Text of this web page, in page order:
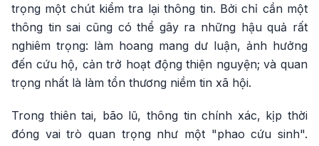
trọng một chút kiểm tra lại thông tin. Bởi chỉ cần một
thông tin sai cũng có thể gây ra những hậu quả rất
nghiêm trọng: làm hoang mang dư luận, ảnh hưởng
đến cứu hộ, cản trở hoạt động thiện nguyện; và quan
trọng nhất là làm tổn thương niềm tin xã hội.
Trong thiên tai, bão lũ, thông tin chính xác, kịp thời
đóng vai trò quan trọng như một "phao cứu sinh".